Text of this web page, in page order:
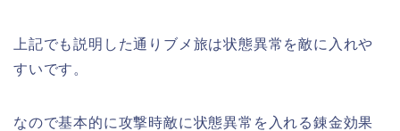
上記でも説明した通りブメ旅は状態異常を敵に入れや
すいです。
なので基本的に攻撃時敵に状態異常を入れる錬金効果